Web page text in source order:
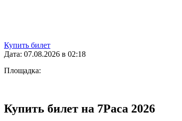
Купить билет
Дата: 07.08.2026 в 02:18
Площадка:
Купить билет на 7Раса 2026